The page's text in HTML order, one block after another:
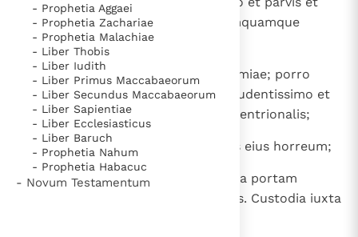
- Prophetia Aggaei
- Prophetia Zachariae
- Prophetia Malachiae
- Liber Thobis
- Liber Iudith
- Liber Primus Maccabaeorum
- Liber Secundus Maccabaeorum
- Liber Sapientiae
- Liber Ecclesiasticus
- Liber Baruch
- Prophetia Nahum
- Prophetia Habacuc
- Novum Testamentum
magnis per familias suas in unamquamque
portarum.
Cecidit igitur sors orientalis Selemiae; porro
Zachariae filio eius consiliario prudentissimo et
erudito sortito obtigit plaga septentrionalis;
Obededom vero australis, et filiis eius horreum;
Sephim et Hosa occidentalis iuxta portam
Sallecheth apud viam ascensionis. Custodia iuxta